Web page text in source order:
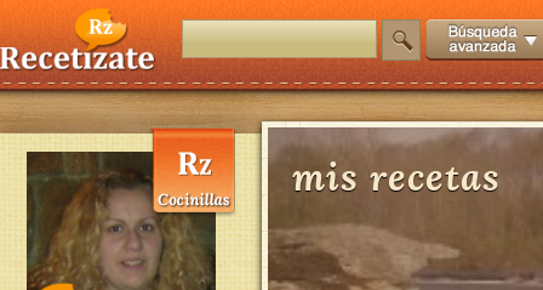
mis recetas